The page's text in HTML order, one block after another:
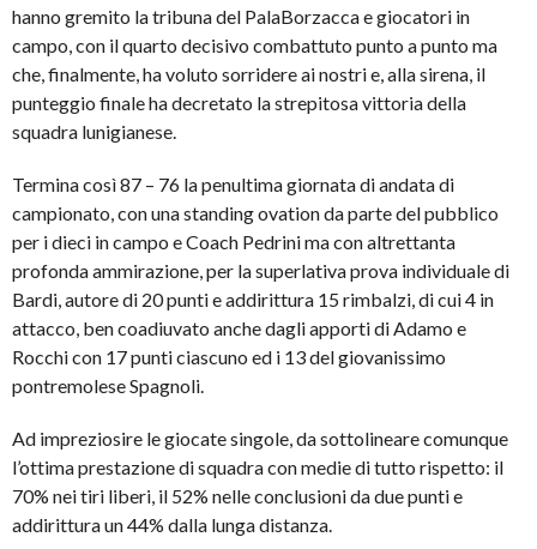
hanno gremito la tribuna del PalaBorzacca e giocatori in
campo, con il quarto decisivo combattuto punto a punto ma
che, finalmente, ha voluto sorridere ai nostri e, alla sirena, il
punteggio finale ha decretato la strepitosa vittoria della
squadra lunigianese.
Termina così 87 – 76 la penultima giornata di andata di
campionato, con una standing ovation da parte del pubblico
per i dieci in campo e Coach Pedrini ma con altrettanta
profonda ammirazione, per la superlativa prova individuale di
Bardi, autore di 20 punti e addirittura 15 rimbalzi, di cui 4 in
attacco, ben coadiuvato anche dagli apporti di Adamo e
Rocchi con 17 punti ciascuno ed i 13 del giovanissimo
pontremolese Spagnoli.
Ad impreziosire le giocate singole, da sottolineare comunque
l’ottima prestazione di squadra con medie di tutto rispetto: il
70% nei tiri liberi, il 52% nelle conclusioni da due punti e
addirittura un 44% dalla lunga distanza.